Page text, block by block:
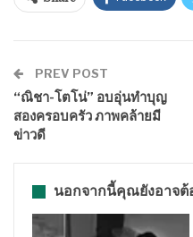
PREV POST
“ณิชา-โตโน่” อบอุ่นทำบุญ
สองครอบครัว ภาพคล้ายมี
ข่าวดี
นอกจากนี้คุณยังอาจต้